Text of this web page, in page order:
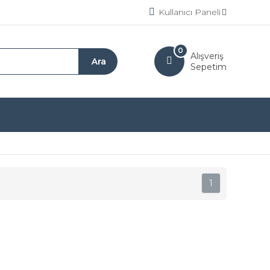
Kullanıcı Paneli
Alışveriş
Sepetim
0
1